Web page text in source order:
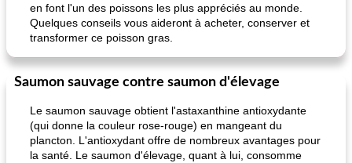
en font l'un des poissons les plus appréciés au monde.
Quelques conseils vous aideront à acheter, conserver et
transformer ce poisson gras.
Saumon sauvage contre saumon d'élevage
Le saumon sauvage obtient l'astaxanthine antioxydante
(qui donne la couleur rose-rouge) en mangeant du
plancton. L'antioxydant offre de nombreux avantages pour
la santé. Le saumon d'élevage, quant à lui, consomme